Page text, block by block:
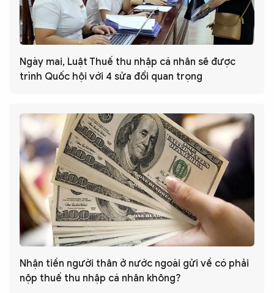
Ngày mai, Luật Thuế thu nhập cá nhân sẽ được
trình Quốc hội với 4 sửa đổi quan trọng
Nhận tiền người thân ở nước ngoài gửi về có phải
nộp thuế thu nhập cá nhân không?